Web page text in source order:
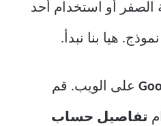
الصفر أو استخدام أحد
هيا بنا نبدأ.
على الويب. قم
تفاصيل حساب